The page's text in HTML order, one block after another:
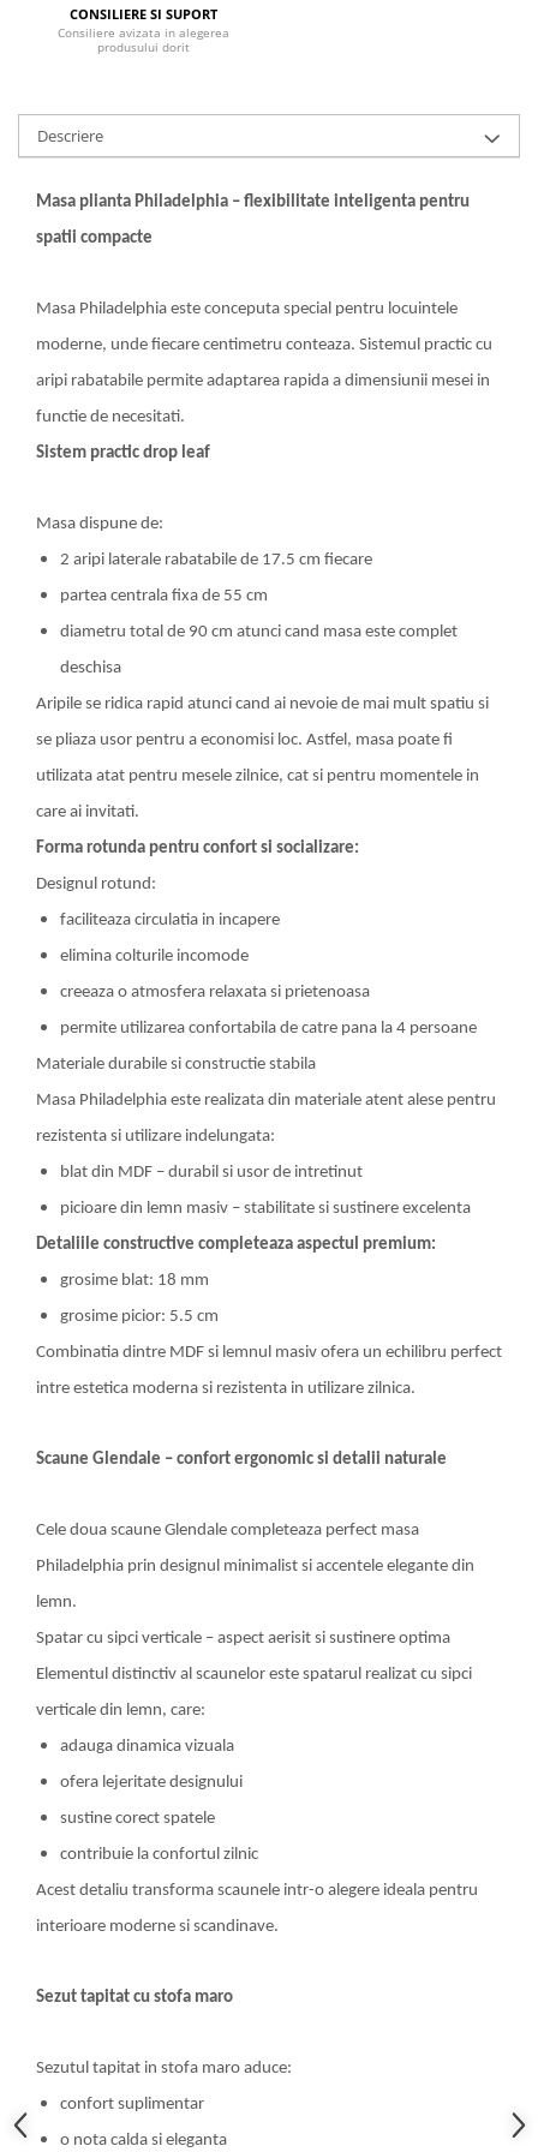
Mese gradinita
Scaune gradinita
Mobilier copii
Mobila camera copii
Scaune birou pentru copii
Saltele patuturi copii
Seturi comode living si dormitor
CONSILIERE SI SUPORT
Consiliere avizata in alegerea
produsului dorit
Descriere
Masa plianta Philadelphia – flexibilitate inteligenta pentru
spatii compacte
Masa Philadelphia este conceputa special pentru locuintele
moderne, unde fiecare centimetru conteaza. Sistemul practic cu
aripi rabatabile permite adaptarea rapida a dimensiunii mesei in
functie de necesitati.
Sistem practic drop leaf
Masa dispune de:
2 aripi laterale rabatabile de 17.5 cm fiecare
partea centrala fixa de 55 cm
diametru total de 90 cm atunci cand masa este complet
deschisa
Aripile se ridica rapid atunci cand ai nevoie de mai mult spatiu si
se pliaza usor pentru a economisi loc. Astfel, masa poate fi
utilizata atat pentru mesele zilnice, cat si pentru momentele in
care ai invitati.
Forma rotunda pentru confort si socializare:
Designul rotund:
faciliteaza circulatia in incapere
elimina colturile incomode
creeaza o atmosfera relaxata si prietenoasa
permite utilizarea confortabila de catre pana la 4 persoane
Materiale durabile si constructie stabila
Masa Philadelphia este realizata din materiale atent alese pentru
rezistenta si utilizare indelungata:
blat din MDF – durabil si usor de intretinut
picioare din lemn masiv – stabilitate si sustinere excelenta
Detaliile constructive completeaza aspectul premium:
grosime blat: 18 mm
grosime picior: 5.5 cm
Combinatia dintre MDF si lemnul masiv ofera un echilibru perfect
intre estetica moderna si rezistenta in utilizare zilnica.
Scaune Glendale – confort ergonomic si detalii naturale
Cele doua scaune Glendale completeaza perfect masa
Philadelphia prin designul minimalist si accentele elegante din
lemn.
Spatar cu sipci verticale – aspect aerisit si sustinere optima
Elementul distinctiv al scaunelor este spatarul realizat cu sipci
verticale din lemn, care:
adauga dinamica vizuala
ofera lejeritate designului
sustine corect spatele
contribuie la confortul zilnic
Acest detaliu transforma scaunele intr-o alegere ideala pentru
interioare moderne si scandinave.
Sezut tapitat cu stofa maro
Sezutul tapitat in stofa maro aduce:
confort suplimentar
o nota calda si eleganta